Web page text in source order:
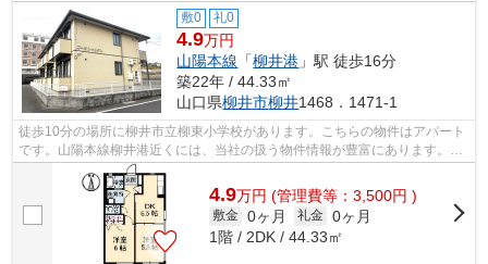
敷0 礼0
4.9万円
山陽本線 「柳井港 」駅 徒歩16分
築22年 / 44.33㎡
山口県柳井市柳井1468．1471-1
徒歩10分の場所に柳井市立柳東小学校があります。こちらの物件はアパート
です。山陽本線柳井港近くには、当社の扱う物件情報が豊富にあります。ご
質問等あれば、0820-22-5020・info@t-...
4.9万円 (管理費等：3,500円 )
敷金 0ヶ月 礼金 0ヶ月
1階 / 2DK / 44.33㎡